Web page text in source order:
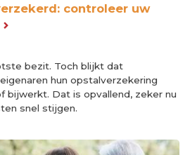
controleer uw
bezit. Toch blijkt dat
hun opstalverzekering
bijwerkt. Dat is opvallend, zeker nu
snel stijgen.